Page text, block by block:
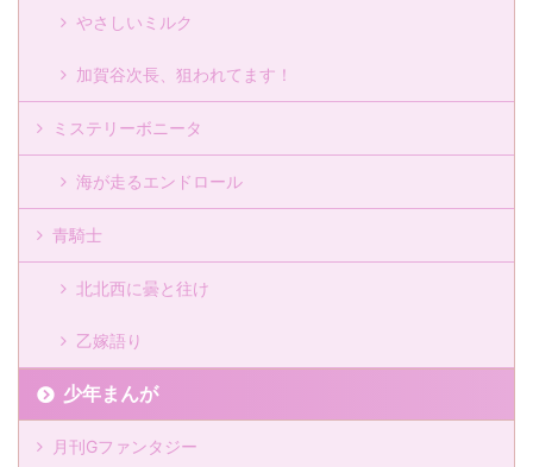
やさしいミルク
加賀谷次長、狙われてます！
ミステリーボニータ
海が走るエンドロール
青騎士
北北西に曇と往け
乙嫁語り
少年まんが
月刊Gファンタジー